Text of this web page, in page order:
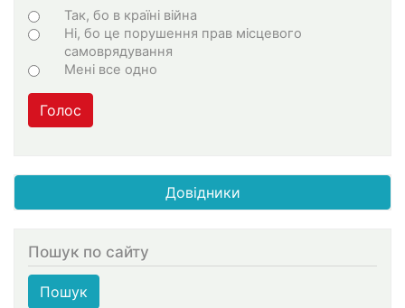
Choices
Так, бо в країні війна
Ні, бо це порушення прав місцевого
самоврядування
Мені все одно
Голос
Довідники
Пошук по сайту
Пошук